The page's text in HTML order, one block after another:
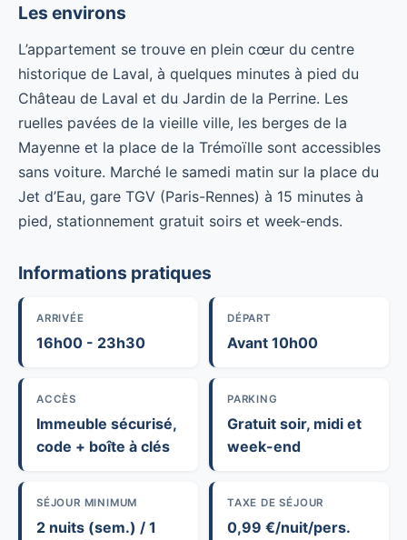
Les environs
L’appartement se trouve en plein cœur du centre
historique de Laval, à quelques minutes à pied du
Château de Laval et du Jardin de la Perrine. Les
ruelles pavées de la vieille ville, les berges de la
Mayenne et la place de la Trémoïlle sont accessibles
sans voiture. Marché le samedi matin sur la place du
Jet d’Eau, gare TGV (Paris-Rennes) à 15 minutes à
pied, stationnement gratuit soirs et week-ends.
Informations pratiques
ARRIVÉE
16h00 - 23h30
DÉPART
Avant 10h00
ACCÈS
Immeuble sécurisé,
code + boîte à clés
PARKING
Gratuit soir, midi et
week-end
SÉJOUR MINIMUM
2 nuits (sem.) / 1
TAXE DE SÉJOUR
0,99 €/nuit/pers.